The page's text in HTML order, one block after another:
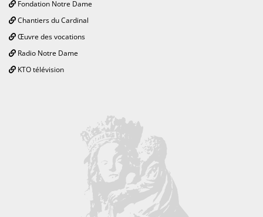
Fondation Notre Dame
Chantiers du Cardinal
Œuvre des vocations
Radio Notre Dame
KTO télévision